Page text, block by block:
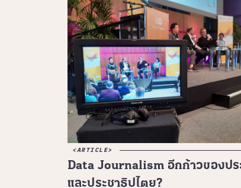
ARTICLE
Data Journalism อีกก้าวของปร
และประชาธิปไตย?